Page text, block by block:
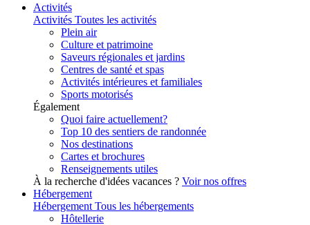
Activités
Activités Toutes les activités
Plein air
Culture et patrimoine
Saveurs régionales et jardins
Centres de santé et spas
Activités intérieures et familiales
Sports motorisés
Également
Quoi faire actuellement?
Top 10 des sentiers de randonnée
Nos destinations
Cartes et brochures
Renseignements utiles
À la recherche d'idées vacances ? Voir nos offres
Hébergement
Hébergement Tous les hébergements
Hôtellerie